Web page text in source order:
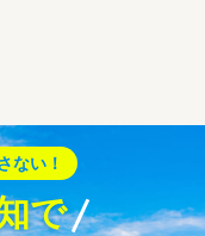
ない！
で